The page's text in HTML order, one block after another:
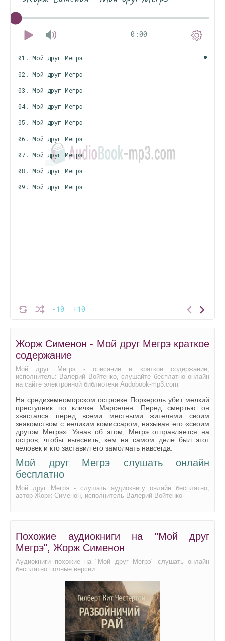
0:00
-10 +10
01. Мой друг Мегрэ
02. Мой друг Мегрэ
03. Мой друг Мегрэ
04. Мой друг Мегрэ
05. Мой друг Мегрэ
06. Мой друг Мегрэ
07. Мой друг Мегрэ
08. Мой друг Мегрэ
09. Мой друг Мегрэ
Жорж Сименон - Мой друг Мегрэ краткое
содержание
Мой друг Мегрэ - описание и краткое содержание,
исполнитель: Валерий Войтенко, слушайте бесплатно онлайн
на сайте электронной библиотеки Audobook-mp3.com
На средиземноморском островке Поркероль убит мелкий
преступник по кличке Марселен. Перед смертью он
хвастался перед всеми местными жителями своим
знакомством с великим комиссаром, называя его «своим
другом Мегрэ». Узнав об этом, Мегрэ отправляется на
остров, чтобы выяснить, кем на самом деле был этот
человек и кто заставил его замолчать навсегда.
Мой друг Мегрэ слушать онлайн
бесплатно
Мой друг Мегрэ - слушать аудиокнигу онлайн бесплатно,
автор Жорж Сименон, исполнитель Валерий Войтенко
Похожие аудиокниги на "Мой друг
Мегрэ", Жорж Сименон
Аудиокниги похожие на "Мой друг Мегрэ" слушать онлайн
бесплатно полные версии.